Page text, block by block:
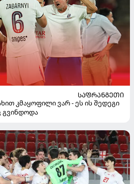
ᲡᲐᲤᲠᲐᲜᲒᲔᲗᲘ
კმაყოფილი ვარ - ეს ის შედეგი
გვინდოდა